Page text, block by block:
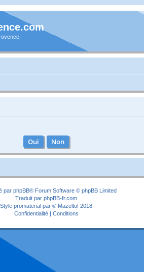
par phpBB® Forum Software © phpBB Limited
Traduit par phpBB-fr.com
Style promaterial par © Mazeltof 2018
Confidentialité| Conditions